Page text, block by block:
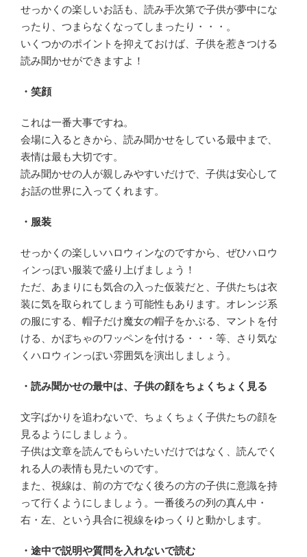
せっかくの楽しいお話も、読み手次第で子供が夢中にな
ったり、つまらなくなってしまったり・・・。
いくつかのポイントを抑えておけば、子供を惹きつける
読み聞かせができますよ！
・笑顔
これは一番大事ですね。
会場に入るときから、読み聞かせをしている最中まで、
表情は最も大切です。
読み聞かせの人が親しみやすいだけで、子供は安心して
お話の世界に入ってくれます。
・服装
せっかくの楽しいハロウィンなのですから、ぜひハロウ
ィンっぽい服装で盛り上げましょう！
ただ、あまりにも気合の入った仮装だと、子供たちは衣
装に気を取られてしまう可能性もあります。オレンジ系
の服にする、帽子だけ魔女の帽子をかぶる、マントを付
ける、かぼちゃのワッペンを付ける・・・等、さり気な
くハロウィンっぽい雰囲気を演出しましょう。
・読み聞かせの最中は、子供の顔をちょくちょく見る
文字ばかりを追わないで、ちょくちょく子供たちの顔を
見るようにしましょう。
子供は文章を読んでもらいたいだけではなく、読んでく
れる人の表情も見たいのです。
また、視線は、前の方でなく後ろの方の子供に意識を持
って行くようにしましょう。一番後ろの列の真ん中・
右・左、という具合に視線をゆっくりと動かします。
・途中で説明や質問を入れないで読む